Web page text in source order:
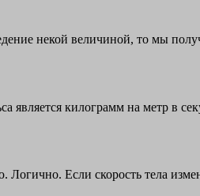
некой величиной, то мы
является килограмм на метр в
Если скорость тела